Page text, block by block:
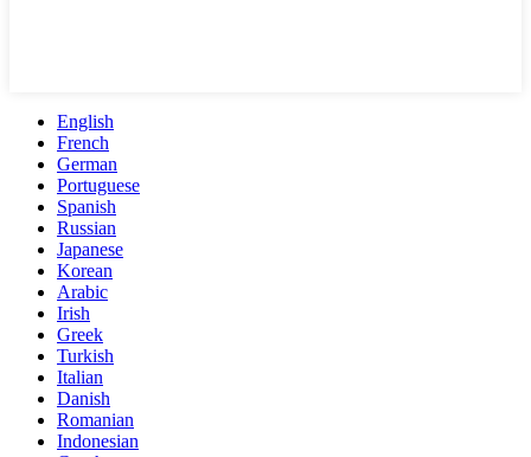
English
French
German
Portuguese
Spanish
Russian
Japanese
Korean
Arabic
Irish
Greek
Turkish
Italian
Danish
Romanian
Indonesian